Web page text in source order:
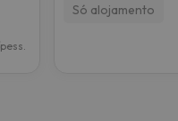
Só alojamento